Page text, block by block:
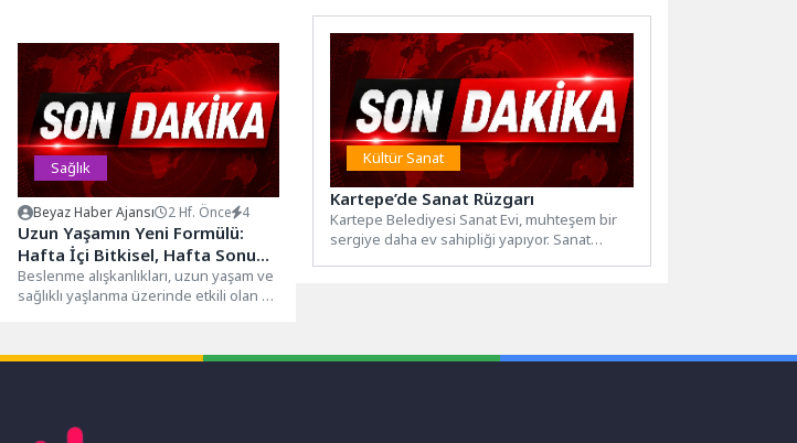
Sağlık
Beyaz Haber Ajansı 2 Hf. Önce 4
Uzun Yaşamın Yeni Formülü:
Hafta İçi Bitkisel, Hafta Sonu
Hayvansal Beslenme
Beslenme alışkanlıkları, uzun yaşam ve
sağlıklı yaşlanma üzerinde etkili olan en
Kültür Sanat
Kartepe’de Sanat Rüzgarı
Kartepe Belediyesi Sanat Evi, muhteşem bir
sergiye daha ev sahipliği yapıyor. Sanat